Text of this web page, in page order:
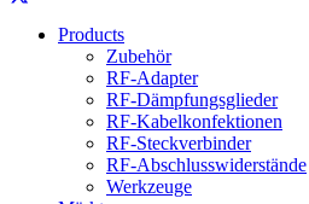
Products
Zubehör
RF-Adapter
RF-Dämpfungsglieder
RF-Kabelkonfektionen
RF-Steckverbinder
RF-Abschlusswiderstände
Werkzeuge